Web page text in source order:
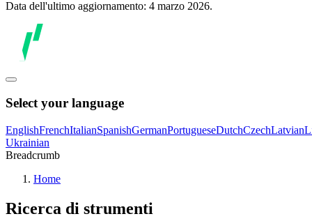
Data dell'ultimo aggiornamento: 4 marzo 2026.
Select your language
EnglishFrenchItalianSpanishGermanPortugueseDutchCzechLatvian
Ukrainian
Breadcrumb
Home
Ricerca di strumenti